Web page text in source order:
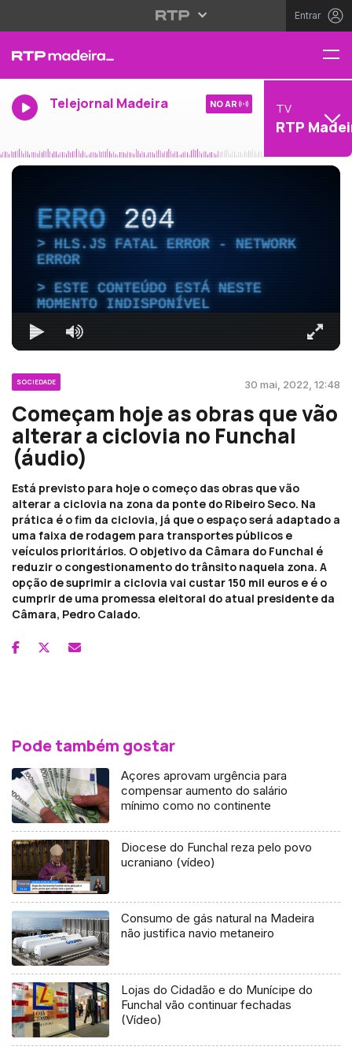
Entrar
Telejornal Madeira NO AR TV
RTP
ERRO204
HLS.JS FATAL ERROR - NETWORK
ERROR
ESTE CONTEÚDO ESTÁ NESTE
MOMENTO INDISPONÍVEL
SOCIEDADE 30 mai, 2022, 12:48
Começam hoje as obras que vão
alterar a ciclovia no Funchal
(áudio)
Está previsto para hoje o começo das obras que vão
alterar a ciclovia na zona da ponte do Ribeiro Seco. Na
prática é o fim da ciclovia, já que o espaço será adaptado a
uma faixa de rodagem para transportes públicos e
veículos prioritários. O objetivo da Câmara do Funchal é
reduzir o congestionamento do trânsito naquela zona. A
opção de suprimir a ciclovia vai custar 150 mil euros e é o
cumprir de uma promessa eleitoral do atual presidente da
Câmara, Pedro Calado.
Pode também gostar
Açores aprovam urgência para
compensar aumento do salário
mínimo como no continente
Diocese do Funchal reza pelo povo
ucraniano (vídeo)
Consumo de gás natural na Madeira
não justifica navio metaneiro
Lojas do Cidadão e do Munícipe do
Funchal vão continuar fechadas
(Vídeo)